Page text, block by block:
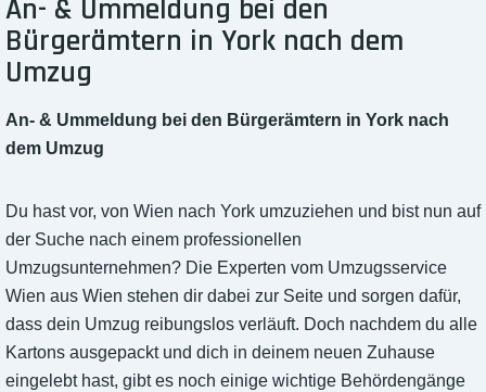
An- & Ummeldung bei den
Bürgerämtern in York nach dem
Umzug
An- & Ummeldung bei den Bürgerämtern in York nach
dem Umzug
Du hast vor, von Wien nach York umzuziehen und bist nun auf
der Suche nach einem professionellen
Umzugsunternehmen? Die Experten vom Umzugsservice
Wien aus Wien stehen dir dabei zur Seite und sorgen dafür,
dass dein Umzug reibungslos verläuft. Doch nachdem du alle
Kartons ausgepackt und dich in deinem neuen Zuhause
eingelebt hast, gibt es noch einige wichtige Behördengänge